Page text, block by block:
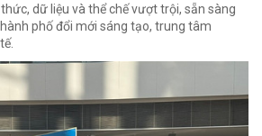
dữ liệu và thể chế vượt trội, sẵn sàng
phố đổi mới sáng tạo, trung tâm